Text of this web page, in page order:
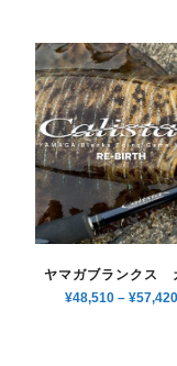
ヤマガブランクス
¥48,510 –¥57,420